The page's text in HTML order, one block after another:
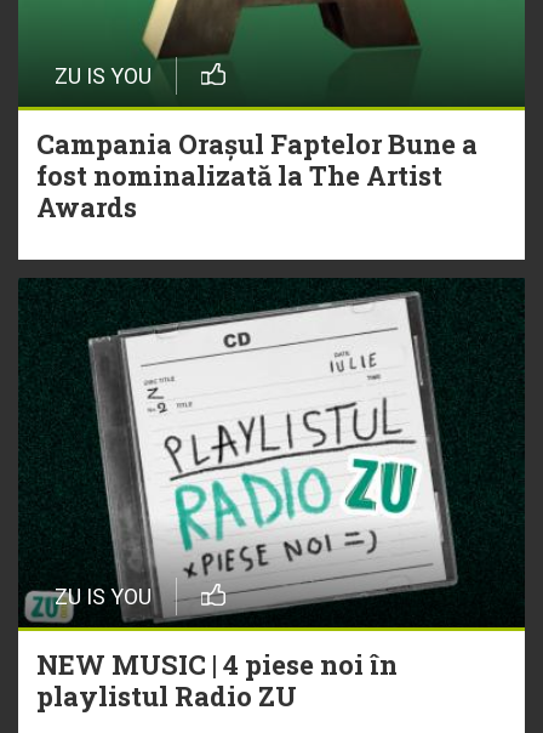
ZU IS YOU
Campania Orașul Faptelor Bune a
fost nominalizată la The Artist
Awards
ZU IS YOU
NEW MUSIC | 4 piese noi în
playlistul Radio ZU